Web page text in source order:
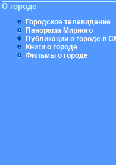
О городе
Городское телевидение
Панорама Мирного
Публикации о городе в
Книги о городе
Фильмы о городе